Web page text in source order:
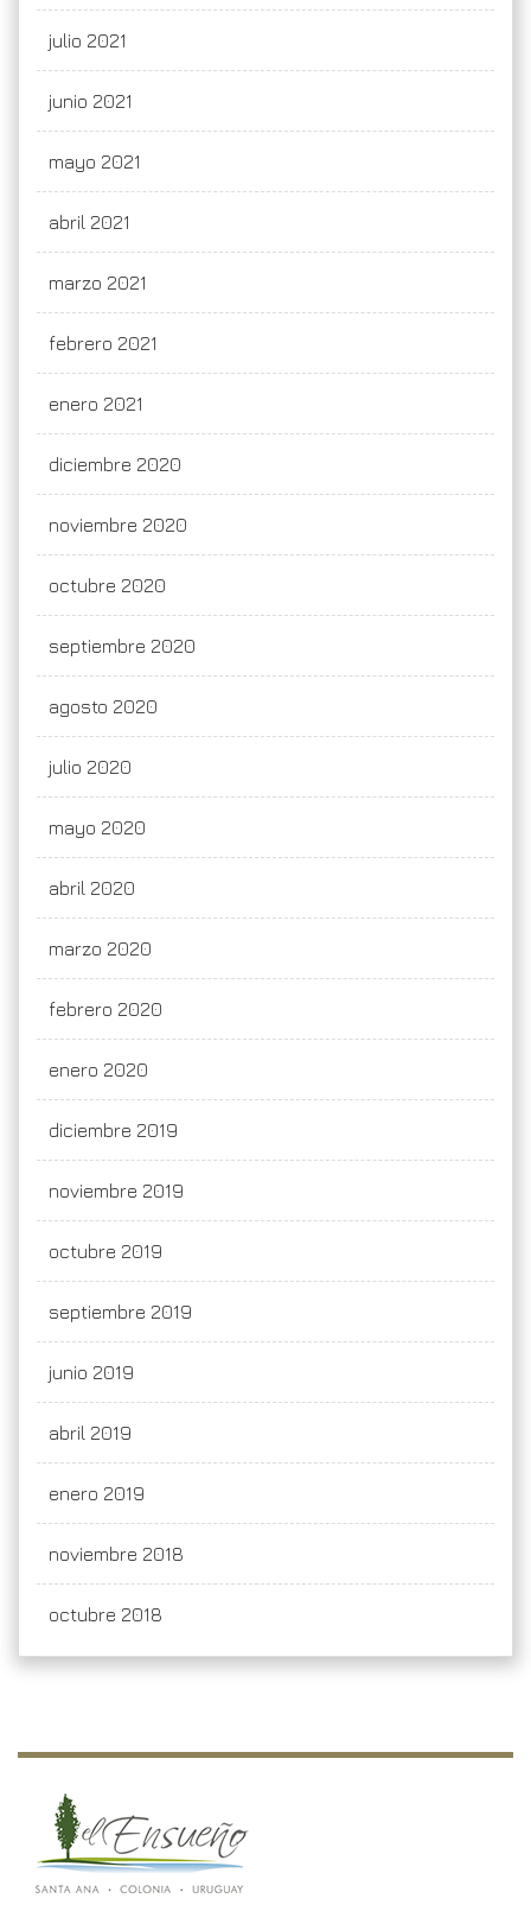
julio 2021
junio 2021
mayo 2021
abril 2021
marzo 2021
febrero 2021
enero 2021
diciembre 2020
noviembre 2020
octubre 2020
septiembre 2020
agosto 2020
julio 2020
mayo 2020
abril 2020
marzo 2020
febrero 2020
enero 2020
diciembre 2019
noviembre 2019
octubre 2019
septiembre 2019
junio 2019
abril 2019
enero 2019
noviembre 2018
octubre 2018